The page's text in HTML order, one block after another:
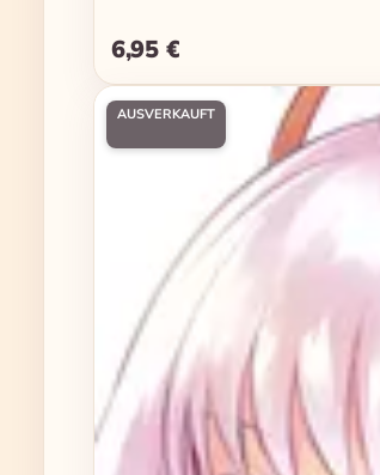
Regulärer Preis:
6,95 €
AUSVERKAUFT